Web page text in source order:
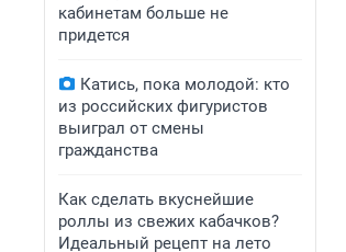
кабинетам больше не
придется
Катись, пока молодой: кто
из российских фигуристов
выиграл от смены
гражданства
Как сделать вкуснейшие
роллы из свежих кабачков?
Идеальный рецепт на лето